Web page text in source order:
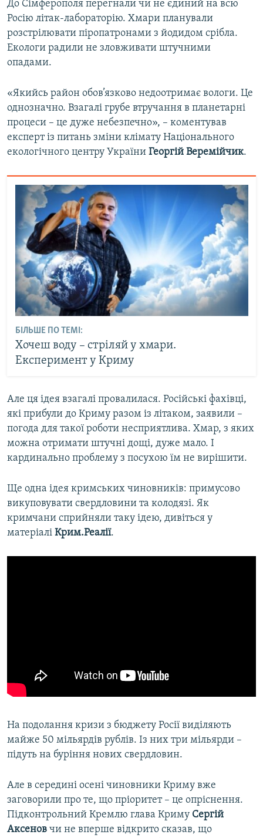
До Сімферополя перегнали чи не єдиний на всю
Росію літак-лабораторію. Хмари планували
розстрілювати піропатронами з йодидом срібла.
Екологи радили не зловживати штучними
опадами.
«Якийсь район обов’язково недоотримає вологи. Це
однозначно. Взагалі грубе втручання в планетарні
процеси – це дуже небезпечно», – коментував
експерт із питань зміни клімату Національного
екологічного центру України Георгій Веремійчик.
БІЛЬШЕ ПО ТЕМІ:
Хочеш воду – стріляй у хмари.
Експеримент у Криму
Але ця ідея взагалі провалилася. Російські фахівці,
які прибули до Криму разом із літаком, заявили –
погода для такої роботи несприятлива. Хмар, з яких
можна отримати штучні дощі, дуже мало. І
кардинально проблему з посухою їм не вирішити.
Ще одна ідея кримських чиновників: примусово
викуповувати свердловини та колодязі. Як
кримчани сприйняли таку ідею, дивіться у
матеріалі Крим.Реалії.
На подолання кризи з бюджету Росії виділяють
майже 50 мільярдів рублів. Із них три мільярди –
підуть на буріння нових свердловин.
Але в середині осені чиновники Криму вже
заговорили про те, що пріоритет – це опріснення.
Підконтрольний Кремлю глава Криму Сергій
Аксенов чи не вперше відкрито сказав, що